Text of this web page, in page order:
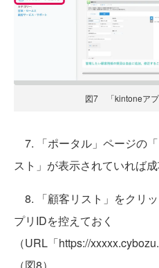
図7 「kintoneアプ
7. 「ポータル」ページの
スト」が表示されていれば
8. 「顧客リスト」をクリ
プリIDを控えておく
（URL「https://
（図8）